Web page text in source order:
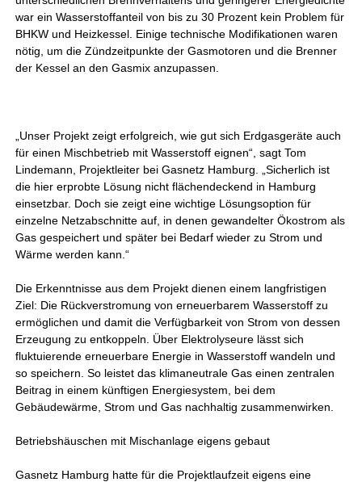
war ein Wasserstoffanteil von bis zu 30 Prozent kein Problem für
BHKW und Heizkessel. Einige technische Modifikationen waren
nötig, um die Zündzeitpunkte der Gasmotoren und die Brenner
der Kessel an den Gasmix anzupassen.
„Unser Projekt zeigt erfolgreich, wie gut sich Erdgasgeräte auch
für einen Mischbetrieb mit Wasserstoff eignen“, sagt Tom
Lindemann, Projektleiter bei Gasnetz Hamburg. „Sicherlich ist
die hier erprobte Lösung nicht flächendeckend in Hamburg
einsetzbar. Doch sie zeigt eine wichtige Lösungsoption für
einzelne Netzabschnitte auf, in denen gewandelter Ökostrom als
Gas gespeichert und später bei Bedarf wieder zu Strom und
Wärme werden kann.“
Die Erkenntnisse aus dem Projekt dienen einem langfristigen
Ziel: Die Rückverstromung von erneuerbarem Wasserstoff zu
ermöglichen und damit die Verfügbarkeit von Strom von dessen
Erzeugung zu entkoppeln. Über Elektrolyseure lässt sich
fluktuierende erneuerbare Energie in Wasserstoff wandeln und
so speichern. So leistet das klimaneutrale Gas einen zentralen
Beitrag in einem künftigen Energiesystem, bei dem
Gebäudewärme, Strom und Gas nachhaltig zusammenwirken.
Betriebshäuschen mit Mischanlage eigens gebaut
Gasnetz Hamburg hatte für die Projektlaufzeit eigens eine